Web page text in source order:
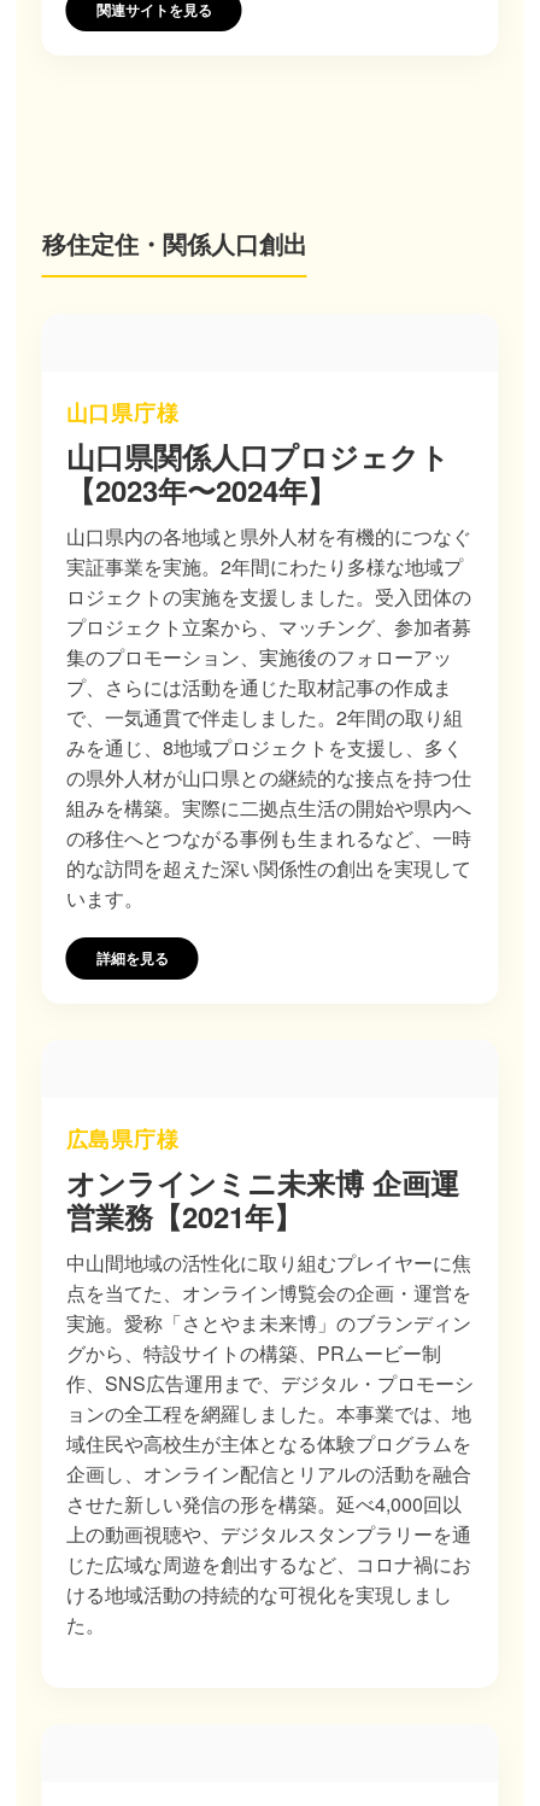
関連サイトを見る
移住定住・関係人口創出
山口県庁様
山口県関係人口プロジェクト
【2023年〜2024年】
山口県内の各地域と県外人材を有機的につなぐ
実証事業を実施。2年間にわたり多様な地域プ
ロジェクトの実施を支援しました。受入団体の
プロジェクト立案から、マッチング、参加者募
集のプロモーション、実施後のフォローアッ
プ、さらには活動を通じた取材記事の作成ま
で、一気通貫で伴走しました。2年間の取り組
みを通じ、8地域プロジェクトを支援し、多く
の県外人材が山口県との継続的な接点を持つ仕
組みを構築。実際に二拠点生活の開始や県内へ
の移住へとつながる事例も生まれるなど、一時
的な訪問を超えた深い関係性の創出を実現して
います。
詳細を見る
広島県庁様
オンラインミニ未来博 企画運
営業務【2021年】
中山間地域の活性化に取り組むプレイヤーに焦
点を当てた、オンライン博覧会の企画・運営を
実施。愛称「さとやま未来博」のブランディン
グから、特設サイトの構築、PRムービー制
作、SNS広告運用まで、デジタル・プロモーシ
ョンの全工程を網羅しました。本事業では、地
域住民や高校生が主体となる体験プログラムを
企画し、オンライン配信とリアルの活動を融合
させた新しい発信の形を構築。延べ4,000回以
上の動画視聴や、デジタルスタンプラリーを通
じた広域な周遊を創出するなど、コロナ禍にお
ける地域活動の持続的な可視化を実現しまし
た。